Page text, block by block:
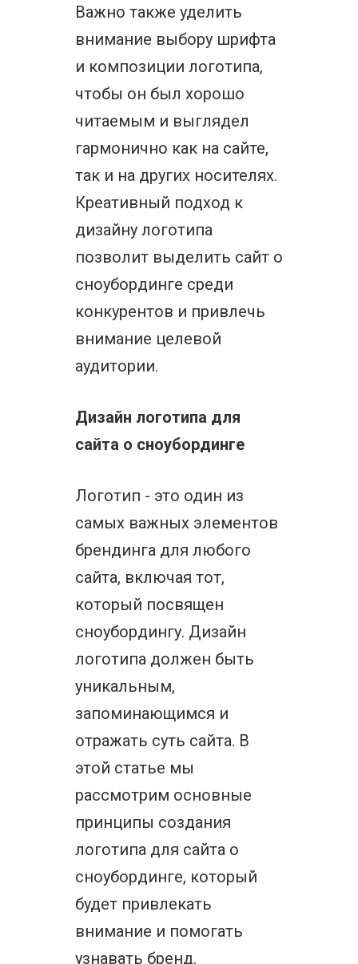
Важно также уделить
внимание выбору шрифта
и композиции логотипа,
чтобы он был хорошо
читаемым и выглядел
гармонично как на сайте,
так и на других носителях.
Креативный подход к
дизайну логотипа
позволит выделить сайт о
сноубординге среди
конкурентов и привлечь
внимание целевой
аудитории.
Дизайн логотипа для
сайта о сноубординге
Логотип - это один из
самых важных элементов
брендинга для любого
сайта, включая тот,
который посвящен
сноубордингу. Дизайн
логотипа должен быть
уникальным,
запоминающимся и
отражать суть сайта. В
этой статье мы
рассмотрим основные
принципы создания
логотипа для сайта о
сноубординге, который
будет привлекать
внимание и помогать
узнавать бренд.